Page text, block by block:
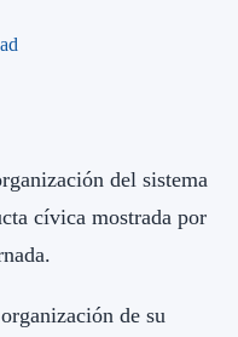
del sistema
cívica mostrada por
de su